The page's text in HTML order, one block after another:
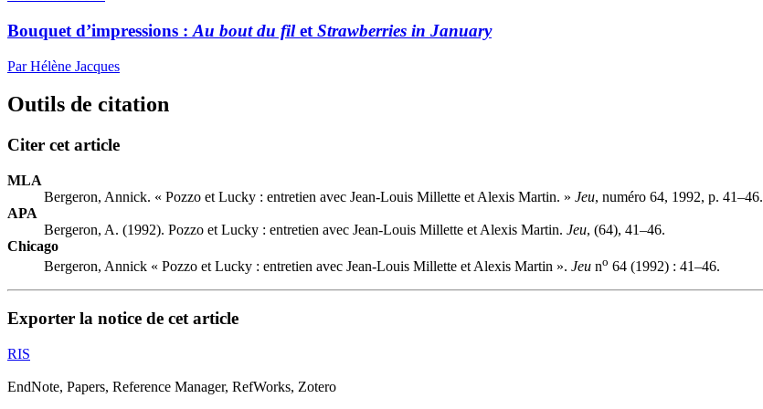
Bouquet d’impressions : Au bout du filet Strawberries in January
Par Hélène Jacques
Outils de citation
Citer cet article
MLA
Bergeron, Annick. « Pozzo et Lucky : entretien avec Jean-Louis Millette et Alexis Martin. » Jeu, numéro 64, 1992, p. 41–46.
APA
Bergeron, A. (1992). Pozzo et Lucky : entretien avec Jean-Louis Millette et Alexis Martin. Jeu, (64), 41–46.
Chicago
Bergeron, Annick « Pozzo et Lucky : entretien avec Jean-Louis Millette et Alexis Martin ». Jeu no 64 (1992) : 41–46.
Exporter la notice de cet article
RIS
EndNote, Papers, Reference Manager, RefWorks, Zotero